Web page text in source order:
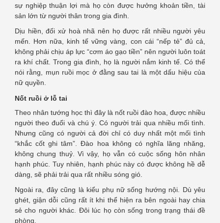
sự nghiệp thuận lợi mà họ còn được hưởng khoản tiền, tài
sản lớn từ người thân trong gia đình.
Dịu hiền, đối xử hoà nhã nên họ được rất nhiều người yêu
mến. Hơn nữa, kinh tế vững vàng, con cái “nếp tẻ” đủ cả,
không phải chịu áp lực “cơm áo gạo tiền” nên người luôn toát
ra khí chất. Trong gia đình, họ là người nắm kinh tế. Có thể
nói rằng, mụn ruồi mọc ở đằng sau tai là một dấu hiệu của
nữ quyền.
Nốt ruồi ở lỗ tai
Theo nhân tướng học thì đây là nốt ruồi đào hoa, được nhiều
người theo đuổi và chú ý. Có người trải qua nhiều mối tình.
Nhưng cũng có người cả đời chỉ có duy nhất một mối tình
“khắc cốt ghi tâm”. Đào hoa không có nghĩa lăng nhăng,
không chung thuỷ. Vì vậy, họ vẫn có cuộc sống hôn nhân
hạnh phúc. Tuy nhiên, hạnh phúc này có được không hề dễ
dàng, sẽ phải trải qua rất nhiều sóng gió.
Ngoài ra, đây cũng là kiểu phụ nữ sống hướng nội. Dù yêu
ghét, giận dỗi cũng rất ít khi thể hiện ra bên ngoài hay chia
sẻ cho người khác. Đôi lúc họ còn sống trong trạng thái đề
phòng.